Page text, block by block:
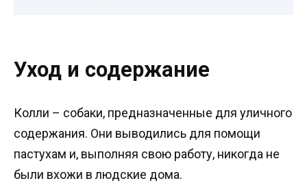
Уход и содержание
Колли – собаки, предназначенные для уличного
содержания. Они выводились для помощи
пастухам и, выполняя свою работу, никогда не
были вхожи в людские дома.